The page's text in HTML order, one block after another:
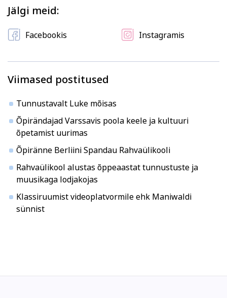
Jälgi meid:
Facebookis Instagramis
Viimased postitused
Tunnustavalt Luke mõisas
Õpirändajad Varssavis poola keele ja kultuuri
õpetamist uurimas
Õpiränne Berliini Spandau Rahvaülikooli
Rahvaülikool alustas õppeaastat tunnustuste ja
muusikaga lodjakojas
Klassiruumist videoplatvormile ehk Maniwaldi
sünnist